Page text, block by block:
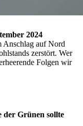
2024
Anschlag auf Nord
zerstört. Wer
Folgen wir
der Grünen sollte